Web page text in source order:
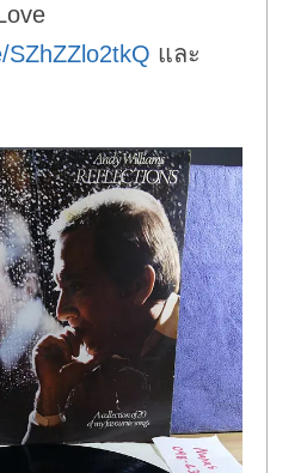
SZhZZlo2tkQ และ